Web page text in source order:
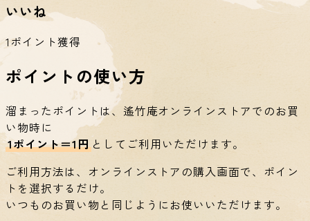
いいね
1ポイント獲得
ポイントの使い方
溜まったポイントは、遙竹庵オンラインストアでのお買
い物時に
1ポイント＝1円 としてご利用いただけます。
ご利用方法は、オンラインストアの購入画面で、ポイン
トを選択するだけ。
いつものお買い物と同じようにお使いいただけます。